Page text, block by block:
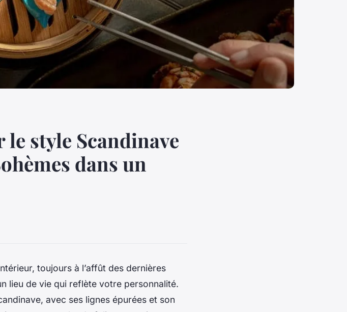
style Scandinave
dans un
toujours à l’affût des dernières
lieu de vie qui reflète votre personnalité.
avec ses lignes épurées et son